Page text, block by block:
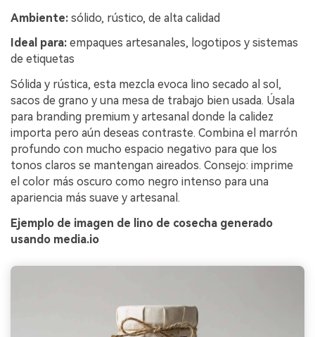
Ambiente: sólido, rústico, de alta calidad
Ideal para: empaques artesanales, logotipos y sistemas
de etiquetas
Sólida y rústica, esta mezcla evoca lino secado al sol,
sacos de grano y una mesa de trabajo bien usada. Úsala
para branding premium y artesanal donde la calidez
importa pero aún deseas contraste. Combina el marrón
profundo con mucho espacio negativo para que los
tonos claros se mantengan aireados. Consejo: imprime
el color más oscuro como negro intenso para una
apariencia más suave y artesanal.
Ejemplo de imagen de lino de cosecha generado
usando media.io